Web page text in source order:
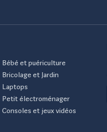
Bébé et puériculture
Bricolage et Jardin
Laptops
Petit électroménager
Consoles et jeux vidéos